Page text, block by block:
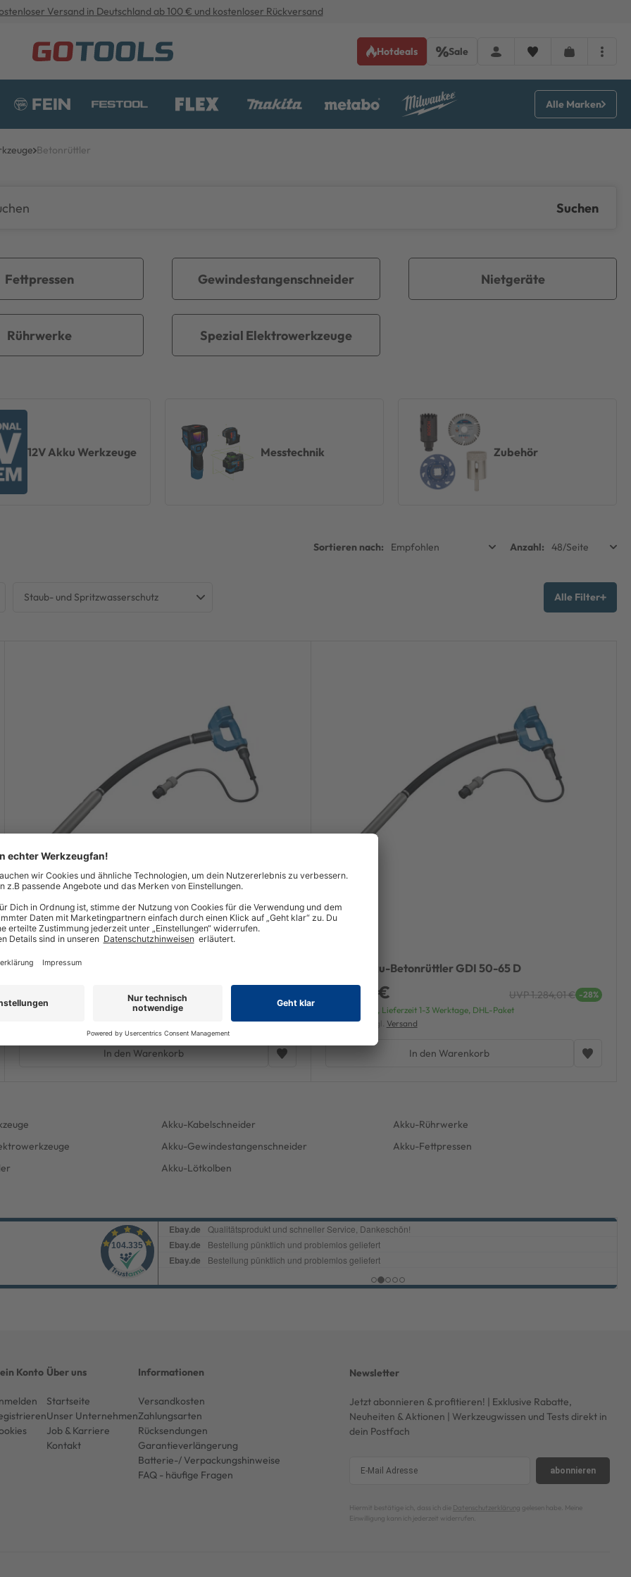
Versand in Deutschland ab 100 € und kostenloser Rückversand
Hotdeals Sale
Alle Marken
Betonrüttler
Suchen
Nietgeräte
Rührwerke Spezial Elektrowerkzeuge
Gewindestangenschneider
Fettpressen
12V Akku Werkzeuge Messtechnik Zubehör
Staub- und Spritzwasserschutz Alle Filter
Bosch Akku-Betonrüttler GDI 59-65 D
Versandfertig, Lieferzeit 1-3 Werktage, DHL-Paket
In den Warenkorb
Bosch Akku-Betonrüttler GDI 50-65 D
919,99 € UVP 1.284,01 € -28%
Versandfertig, Lieferzeit 1-3 Werktage, DHL-Paket
inkl. MwSt. zzgl. Versand
In den Warenkorb
Akku-Kabelschneider
Akku-Rührwerke
Akku-Gewindestangenschneider
Akku-Fettpressen
Akku-Lötkolben
Konto Über uns
Startseite
Unser Unternehmen
Job & Karriere
Kontakt
Informationen
Versandkosten
Zahlungsarten
Rücksendungen
Garantieverlängerung
Batterie-/ Verpackungshinweise
FAQ - häufige Fragen
Newsletter
Jetzt abonnieren & profitieren! | Exklusive Rabatte,
Neuheiten & Aktionen | Werkzeugwissen und Tests direkt in
dein Postfach
abonnieren
Hiermit bestätige ich, dass ich die Datenschutzerklärung gelesen habe. Meine
Einwilligung kann ich jederzeit widerrufen.